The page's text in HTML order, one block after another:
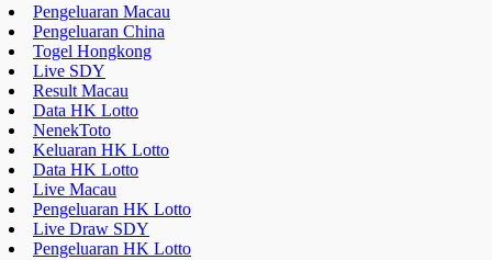
Pengeluaran Macau
Pengeluaran China
Togel Hongkong
Live SDY
Result Macau
Data HK Lotto
NenekToto
Keluaran HK Lotto
Data HK Lotto
Live Macau
Pengeluaran HK Lotto
Live Draw SDY
Pengeluaran HK Lotto